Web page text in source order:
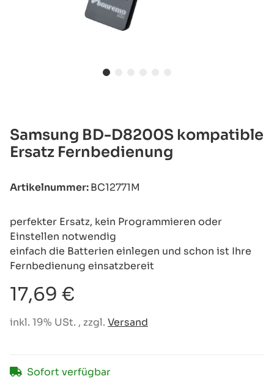
Samsung BD-D8200S kompatible
Ersatz Fernbedienung
Artikelnummer:BC12771M
perfekter Ersatz, kein Programmieren oder
Einstellen notwendig
einfach die Batterien einlegen und schon ist Ihre
Fernbedienung einsatzbereit
17,69 €
inkl. 19% USt. , zzgl. Versand
Sofort verfügbar